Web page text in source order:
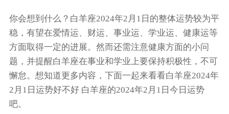
你会想到什么？白羊座2024年2月1日的整体运势较为平
稳，有望在爱情运、财运、事业运、学业运、健康运等
方面取得一定的进展。然而还需注意健康方面的小问
题，并提醒白羊座在事业和学业上要保持积极性，不可
懈怠。想知道更多内容，下面一起来看看白羊座2024年
2月1日运势好不好 白羊座的2024年2月1日今日运势
吧。